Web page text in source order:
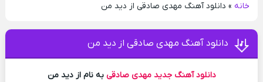
خانه» دانلود آهنگ مهدی صادقی از دید من
دانلود آهنگ مهدی صادقی از دید من
دانلود آهنگ جدید مهدی صادقی به نام از دید من